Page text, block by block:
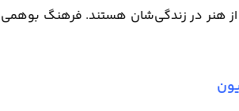
از هنر در زندگی‌شان هستند. فرهنگ بوهمی